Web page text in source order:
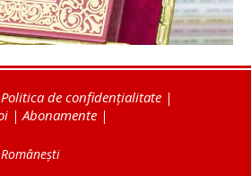
Politica de confidențialitate |
| Abonamente |